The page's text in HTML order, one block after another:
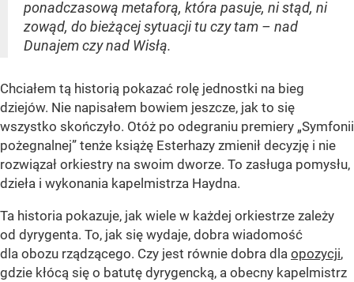
ponadczasową metaforą, która pasuje, ni stąd, ni
zowąd, do bieżącej sytuacji tu czy tam – nad
Dunajem czy nad Wisłą.
Chciałem tą historią pokazać rolę jednostki na bieg
dziejów. Nie napisałem bowiem jeszcze, jak to się
wszystko skończyło. Otóż po odegraniu premiery „Symfonii
pożegnalnej” tenże książę Esterhazy zmienił decyzję i nie
rozwiązał orkiestry na swoim dworze. To zasługa pomysłu,
dzieła i wykonania kapelmistrza Haydna.
Ta historia pokazuje, jak wiele w każdej orkiestrze zależy
od dyrygenta. To, jak się wydaje, dobra wiadomość
dla obozu rządzącego. Czy jest równie dobra dla opozycji,
gdzie kłócą się o batutę dyrygencką, a obecny kapelmistrz